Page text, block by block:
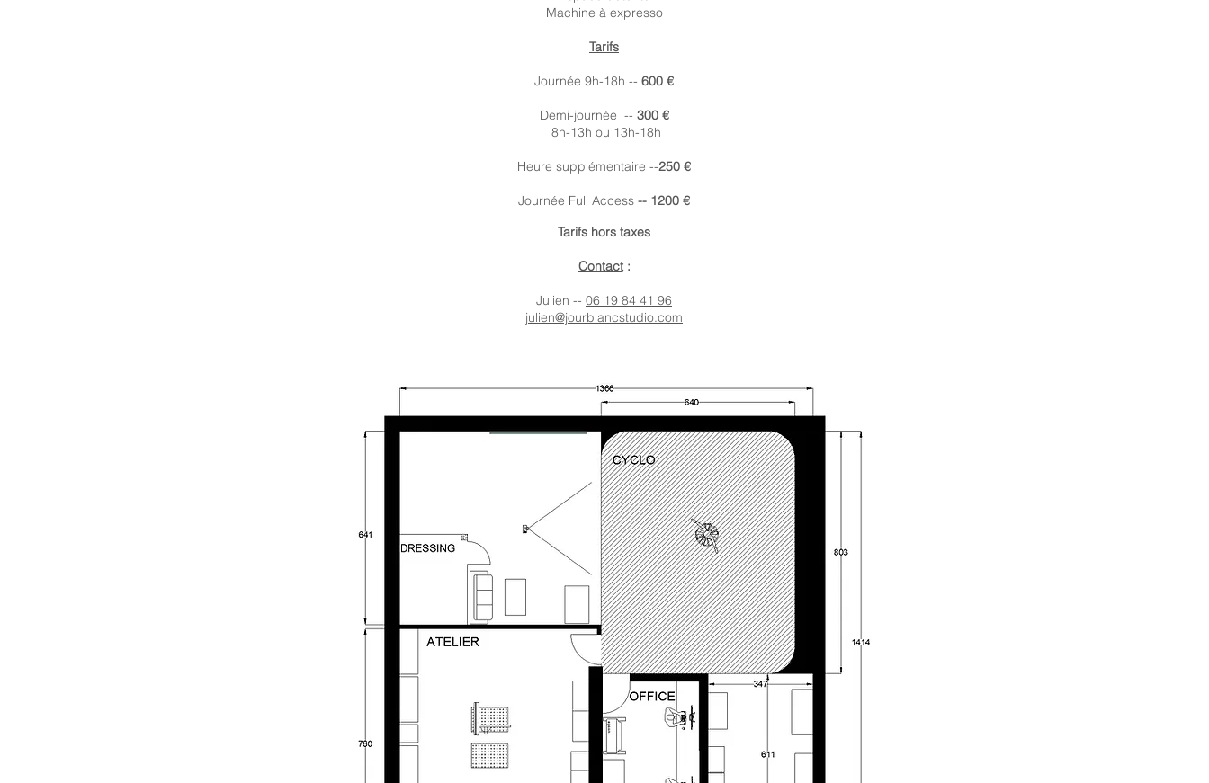
Machine à expresso
Tarifs
Journée 9h-18h -- 600 €
Demi-journée -- 300 €
8h-13h ou 13h-18h
Heure supplémentaire --250 €
Journée Full Access -- 1200 €
Tarifs hors taxes
Contact:
Julien -- 06 19 84 41 96
julien@jourblancstudio.com